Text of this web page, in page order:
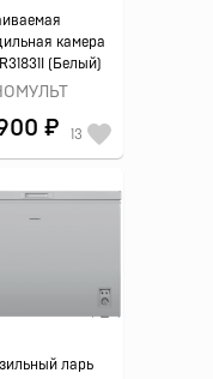
камера
(Белый)
₽ 13
ларь